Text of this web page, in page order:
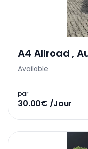
A4 Allroad ,
Available
par
30.00€ /Jour